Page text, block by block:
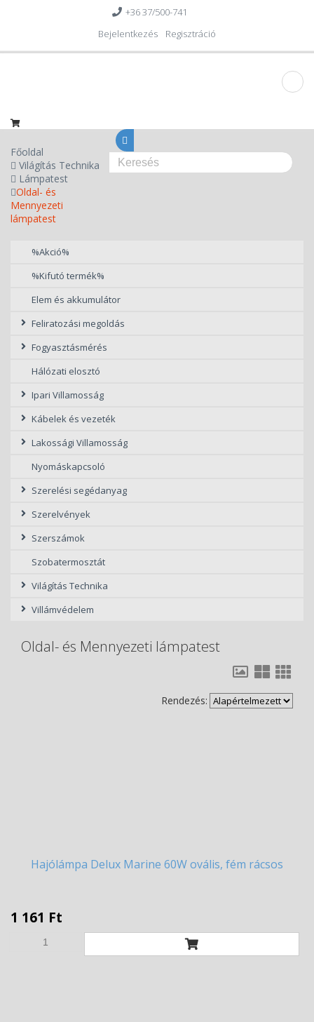
+36 37/500-741
Bejelentkezés
Regisztráció
Főoldal
Világítás Technika
Lámpatest
Oldal- és
Mennyezeti
lámpatest
%Akció%
%Kifutó termék%
Elem és akkumulátor
Feliratozási megoldás
Fogyasztásmérés
Hálózati elosztó
Ipari Villamosság
Kábelek és vezeték
Lakossági Villamosság
Nyomáskapcsoló
Szerelési segédanyag
Szerelvények
Szerszámok
Szobatermosztát
Világítás Technika
Villámvédelem
Oldal- és Mennyezeti lámpatest
Rendezés:
Hajólámpa Delux Marine 60W ovális, fém rácsos
1 161 Ft